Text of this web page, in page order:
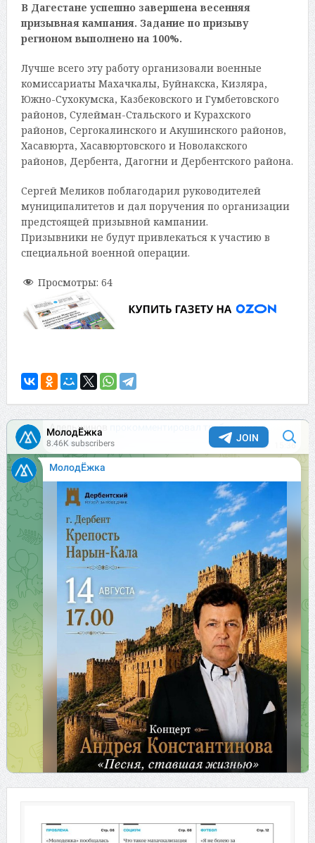
В Дагестане успешно завершена весенняя
призывная кампания. Задание по призыву
регионом выполнено на 100%.
Лучше всего эту работу организовали военные
комиссариаты Махачкалы, Буйнакска, Кизляра,
Южно-Сухокумска, Казбековского и Гумбетовского
районов, Сулейман-Стальского и Курахского
районов, Сергокалинского и Акушинского районов,
Хасавюрта, Хасавюртовского и Новолакского
районов, Дербента, Дагогни и Дербентского района.
Сергей Меликов поблагодарил руководителей
муниципалитетов и дал поручения по организации
предстоящей призывной кампании.
Призывники не будут привлекаться к участию в
специальной военной операции.
Просмотры: 64